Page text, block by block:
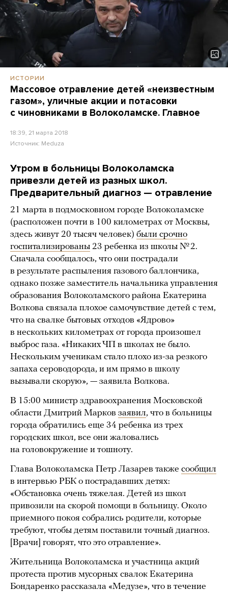
ИСТОРИИ
Массовое отравление детей «неизвестным
газом», уличные акции и потасовки
с чиновниками в Волоколамске. Главное
18:39, 21 марта 2018
Источник: Meduza
Утром в больницы Волоколамска
привезли детей из разных школ.
Предварительный диагноз — отравление
21 марта в подмосковном городе Волоколамске
(расположен почти в 100 километрах от Москвы,
здесь живут 20 тысяч человек) были срочно
госпитализированы 23 ребенка из школы № 2.
Сначала сообщалось, что они пострадали
в результате распыления газового баллончика,
однако позже заместитель начальника управления
образования Волоколамского района Екатерина
Волкова связала плохое самочувствие детей с тем,
что на свалке бытовых отходов «Ядрово»
в нескольких километрах от города произошел
выброс газа. «Никаких ЧП в школах не было.
Нескольким ученикам стало плохо из-за резкого
запаха сероводорода, и им прямо в школу
вызывали скорую», — заявила Волкова.
В 15:00 министр здравоохранения Московской
области Дмитрий Марков заявил, что в больницы
города обратились еще 34 ребенка из трех
городских школ, все они жаловались
на головокружение и тошноту.
Глава Волоколамска Петр Лазарев также сообщил
в интервью РБК о пострадавших детях:
«Обстановка очень тяжелая. Детей из школ
привозили на скорой помощи в больницу. Около
приемного покоя собрались родители, которые
требуют, чтобы детям поставили точный диагноз.
[Врачи] говорят, что это отравление».
Жительница Волоколамска и участница акций
протеста против мусорных свалок Екатерина
Бондаренко рассказала «Медузе», что в течение